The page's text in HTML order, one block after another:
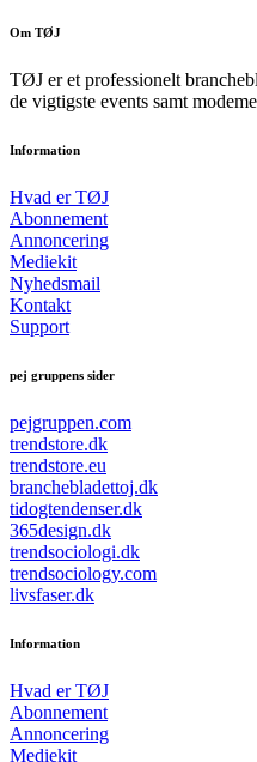
Om TØJ
TØJ er et professionelt
de vigtigste events samt
Information
Hvad er TØJ
Abonnement
Annoncering
Mediekit
Nyhedsmail
Kontakt
Support
pej gruppens sider
pejgruppen.com
trendstore.dk
trendstore.eu
branchebladettoj.dk
tidogtendenser.dk
365design.dk
trendsociologi.dk
trendsociology.com
livsfaser.dk
Information
Hvad er TØJ
Abonnement
Annoncering
Mediekit